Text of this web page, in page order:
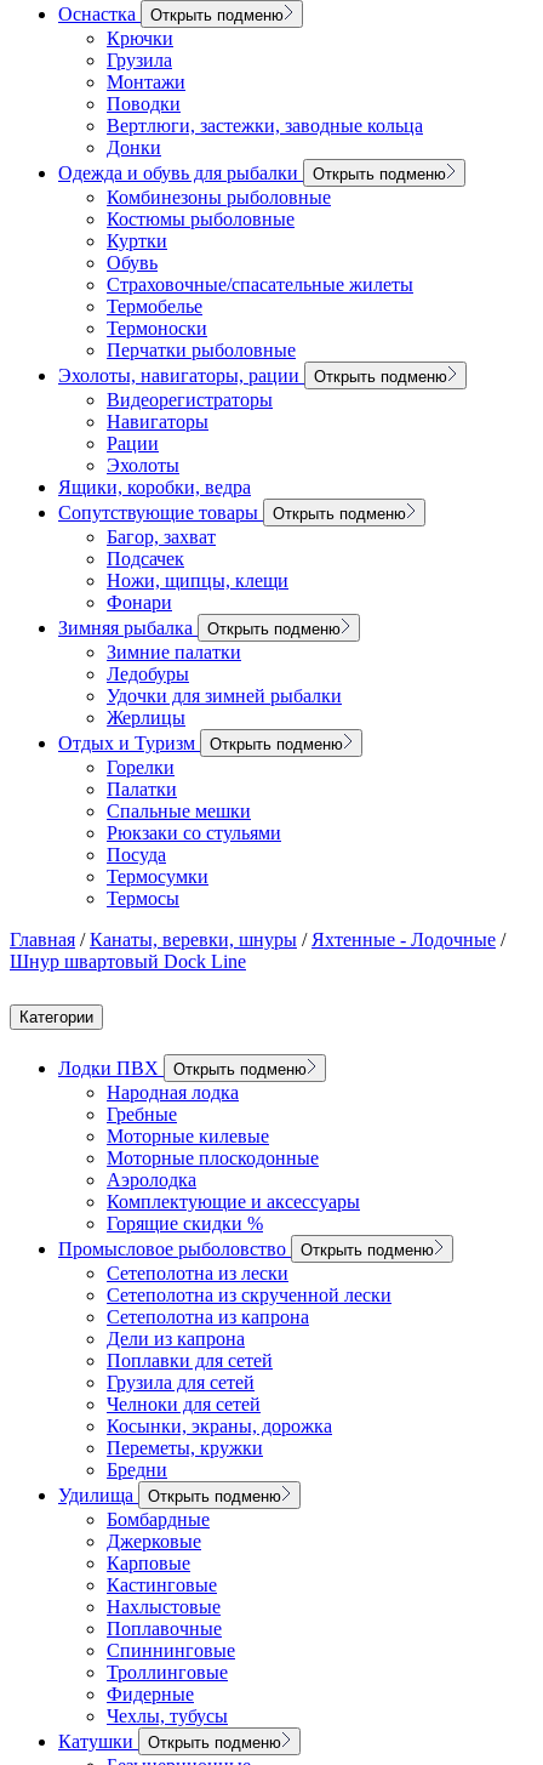
Оснастка
Открыть подменю
Крючки
Грузила
Монтажи
Поводки
Вертлюги, застежки, заводные кольца
Донки
Одежда и обувь для рыбалки
Открыть подменю
Комбинезоны рыболовные
Костюмы рыболовные
Куртки
Обувь
Страховочные/спасательные жилеты
Термобелье
Термоноски
Перчатки рыболовные
Эхолоты, навигаторы, рации
Открыть подменю
Видеорегистраторы
Навигаторы
Рации
Эхолоты
Ящики, коробки, ведра
Сопутствующие товары
Открыть подменю
Багор, захват
Подсачек
Ножи, щипцы, клещи
Фонари
Зимняя рыбалка
Открыть подменю
Зимние палатки
Ледобуры
Удочки для зимней рыбалки
Жерлицы
Отдых и Туризм
Открыть подменю
Горелки
Палатки
Спальные мешки
Рюкзаки со стульями
Посуда
Термосумки
Термосы
Главная /Канаты, веревки, шнуры / Яхтенные - Лодочные /
Шнур швартовый Dock Line
Категории
Лодки ПВХ Открыть подменю
Народная лодка
Гребные
Моторные килевые
Моторные плоскодонные
Аэролодка
Комплектующие и аксессуары
Горящие скидки %
Промысловое рыболовство
Открыть подменю
Сетеполотна из лески
Сетеполотна из скрученной лески
Сетеполотна из капрона
Дели из капрона
Поплавки для сетей
Грузила для сетей
Челноки для сетей
Косынки, экраны, дорожка
Переметы, кружки
Бредни
Удилища
Открыть подменю
Бомбардные
Джерковые
Карповые
Кастинговые
Нахлыстовые
Поплавочные
Спиннинговые
Троллинговые
Фидерные
Чехлы, тубусы
Катушки
Открыть подменю